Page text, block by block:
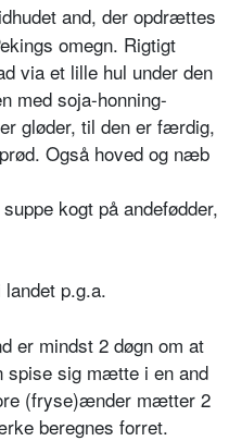
and, der opdrættes
omegn. Rigtigt
via et lille hul under den
med soja-honning-
gløder, til den er færdig,
Også hoved og næb
kogt på andefødder,
p.g.a.
er mindst 2 døgn om at
spise sig mætte i en and
(fryse)ænder mætter 2
beregnes forret.